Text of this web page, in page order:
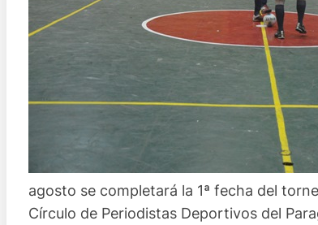
agosto se completará la 1ª fecha del
Círculo de Periodistas Deportivos del